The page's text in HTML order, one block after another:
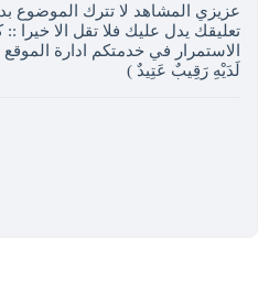
عزيزي المشاهد لا تترك الموضوع
تعليقك يدل عليك فلا تقل الا خيرا
الاستمرار في خدمتكم ادارة
لَدَيْهِ رَقِيبٌ عَتِيدٌ )